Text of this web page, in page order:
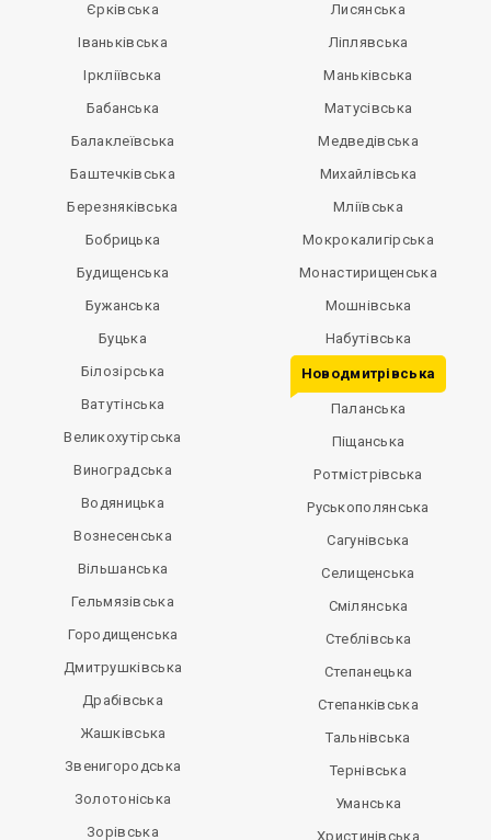
Єрківська
Іваньківська
Іркліївська
Бабанська
Балаклеївська
Баштечківська
Березняківська
Бобрицька
Будищенська
Бужанська
Буцька
Білозірська
Ватутінська
Великохутірська
Виноградська
Водяницька
Вознесенська
Вільшанська
Гельмязівська
Городищенська
Дмитрушківська
Драбівська
Жашківська
Звенигородська
Золотоніська
Зорівська
Лисянська
Ліплявська
Маньківська
Матусівська
Медведівська
Михайлівська
Мліївська
Мокрокалигірська
Монастирищенська
Мошнівська
Набутівська
Новодмитрівська
Паланська
Піщанська
Ротмістрівська
Руськополянська
Сагунівська
Селищенська
Смілянська
Стеблівська
Степанецька
Степанківська
Тальнівська
Тернівська
Уманська
Христинівська